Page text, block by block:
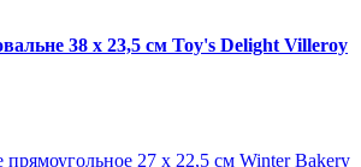
38 x 23,5 см Toy's Delight Villeroy